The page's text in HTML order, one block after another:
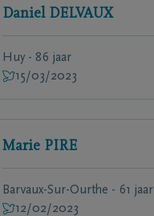
Daniel DELVAUX
Huy - 86 jaar
15/03/2023
Marie PIRE
Barvaux-Sur-Ourthe - 61 jaar
12/02/2023